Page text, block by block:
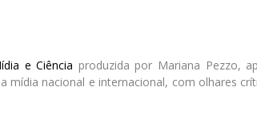
e Ciência produzida por Mariana Pezzo,
mídia nacional e internacional, com olhares